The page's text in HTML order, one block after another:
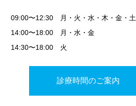
09:00〜12:30 月・火・水・木・金・土
14:00〜18:00 月・水・金
14:30〜18:00 火
診療時間のご案内